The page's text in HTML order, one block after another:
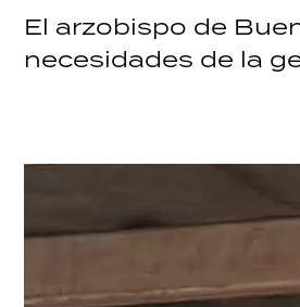
El arzobispo de
necesidades de la